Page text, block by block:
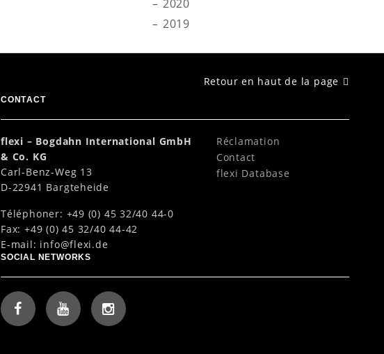
2020
2019
Retour en haut de la page
CONTACT
flexi – Bogdahn International GmbH
& Co. KG
Carl-Benz-Weg 13
D-22941 Bargteheide
Téléphoner: +49 (0) 45 32/40 44-0
Fax: +49 (0) 45 32/40 44-42
E-mail: info@flexi.de
Réclamation
Contact
flexi Database
SOCIAL NETWORKS